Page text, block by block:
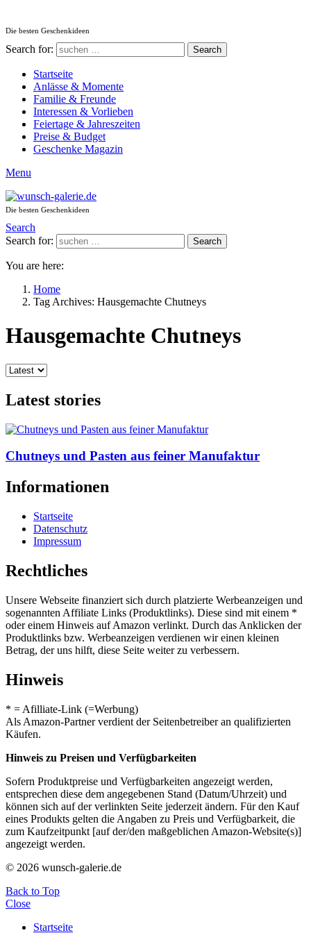
Die besten Geschenkideen
Search for: Search
Startseite
Anlässe & Momente
Familie & Freunde
Interessen & Vorlieben
Feiertage & Jahreszeiten
Preise & Budget
Geschenke Magazin
Menu
Die besten Geschenkideen
Search
Search for:
Search
You are here:
Home
Tag Archives: Hausgemachte Chutneys
Hausgemachte Chutneys
Latest stories
Chutneys und Pasten aus feiner Manufaktur
Informationen
Startseite
Datenschutz
Impressum
Rechtliches
Unsere Webseite finanziert sich durch platzierte Werbeanzeigen und
sogenannten Affiliate Links (Produktlinks). Diese sind mit einem *
oder einem Hinweis auf Amazon verlinkt. Durch das Anklicken der
Produktlinks bzw. Werbeanzeigen verdienen wir einen kleinen
Betrag, der uns hilft, diese Seite weiter zu verbessern.
Hinweis
* = Afilliate-Link (=Werbung)
Als Amazon-Partner verdient der Seitenbetreiber an qualifizierten
Käufen.
Hinweis zu Preisen und Verfügbarkeiten
Sofern Produktpreise und Verfügbarkeiten angezeigt werden,
entsprechen diese dem angegebenen Stand (Datum/Uhrzeit) und
können sich auf der verlinkten Seite jederzeit ändern. Für den Kauf
eines Produkts gelten die Angaben zu Preis und Verfügbarkeit, die
zum Kaufzeitpunkt [auf der/den maßgeblichen Amazon-Website(s)]
angezeigt werden.
© 2026 wunsch-galerie.de
Back to Top
Close
Startseite